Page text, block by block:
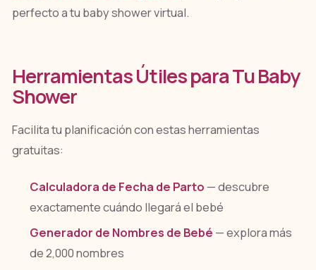
perfecto a tu baby shower virtual.
Herramientas Útiles para Tu Baby
Shower
Facilita tu planificación con estas herramientas
gratuitas:
Calculadora de Fecha de Parto — descubre
exactamente cuándo llegará el bebé
Generador de Nombres de Bebé — explora más
de 2,000 nombres